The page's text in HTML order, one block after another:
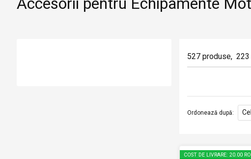
527 produse, 223
Ordonează după:
COST DE LIVRARE: 20.00